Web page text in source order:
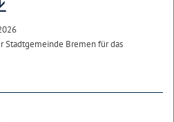
Stadtgemeinde Bremen für das